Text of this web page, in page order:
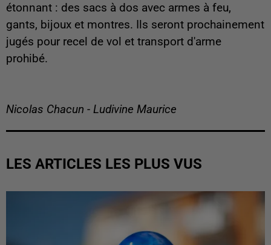
étonnant : des sacs à dos avec armes à feu,
gants, bijoux et montres. Ils seront prochainement
jugés pour recel de vol et transport d'arme
prohibé.
Nicolas Chacun - Ludivine Maurice
LES ARTICLES LES PLUS VUS